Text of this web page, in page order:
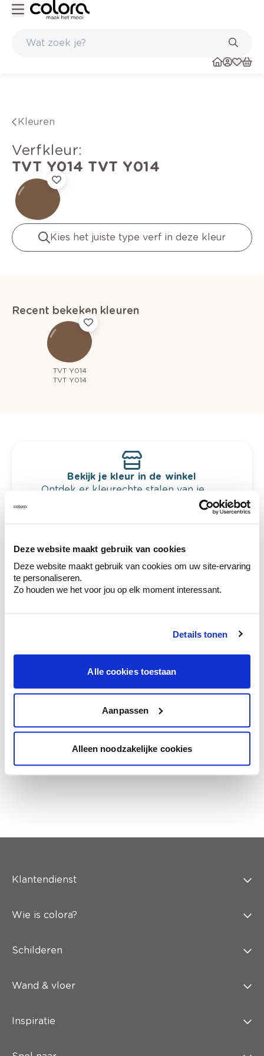
Deze website maakt gebruik van cookies
Deze website maakt gebruik van cookies om uw site-ervaring
te personaliseren.
Zo houden we het voor jou op elk moment interessant.
Details tonen
Alle cookies toestaan
Aanpassen
Alleen noodzakelijke cookies
Kleuren
verfkleur:
TVT Y014 TVT Y014
Kies het juiste type verf in deze kleur
Recent bekeken kleuren
TVT Y014
TVT Y014
Bekijk je kleur in de winkel
Ontdek er kleurechte stalen van je
Krijg persoonlijk advies om kleuren te
combineren.
Kleuradvies aan huis
en je meubels.
Krijg ineens een technologische check-up
van je muren.
Klantendienst
Wie is colora?
Schilderen
Wand & vloer
Inspiratie